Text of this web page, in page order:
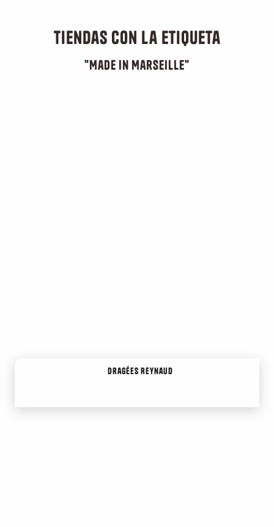
Tiendas con la etiqueta
"Made in Marseille"
Dragées Reynaud